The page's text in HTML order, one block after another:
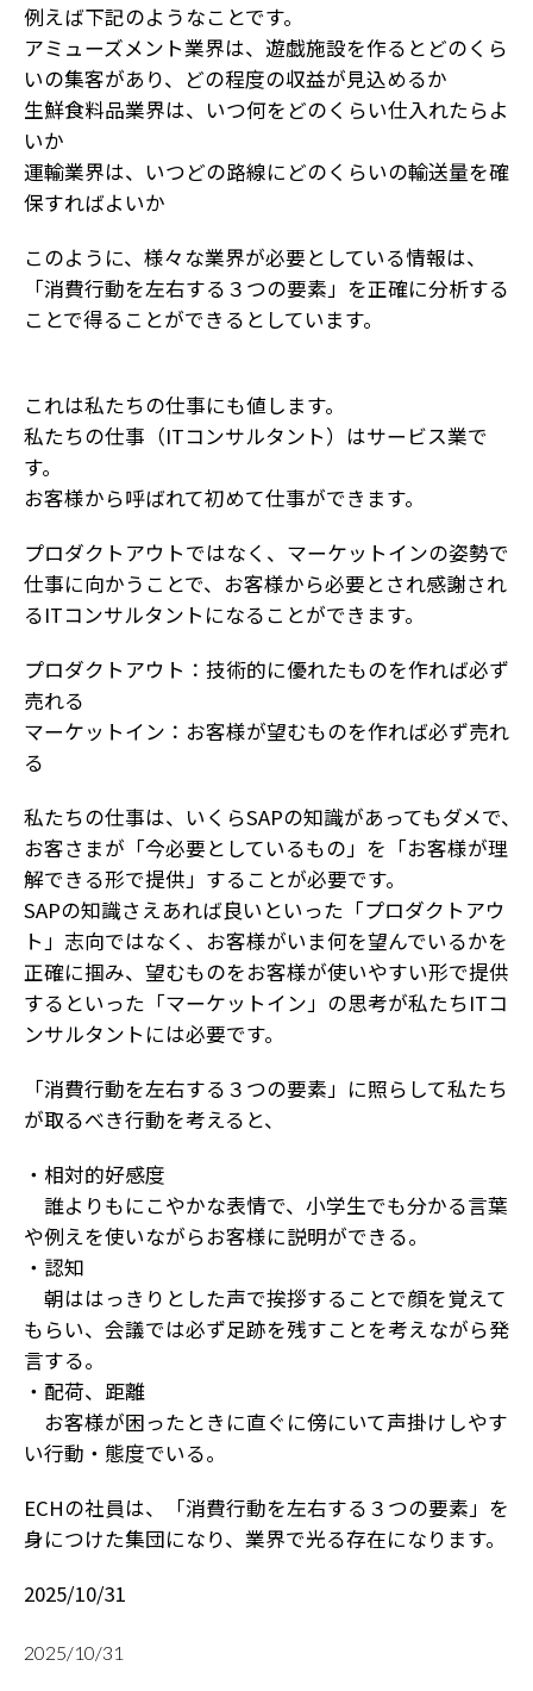
例えば下記のようなことです。
アミューズメント業界は、遊戯施設を作るとどのくら
いの集客があり、どの程度の収益が見込めるか
生鮮食料品業界は、いつ何をどのくらい仕入れたらよ
いか
運輸業界は、いつどの路線にどのくらいの輸送量を確
保すればよいか
このように、様々な業界が必要としている情報は、
「消費行動を左右する３つの要素」を正確に分析する
ことで得ることができるとしています。
これは私たちの仕事にも値します。
私たちの仕事（ITコンサルタント）はサービス業で
す。
お客様から呼ばれて初めて仕事ができます。
プロダクトアウトではなく、マーケットインの姿勢で
仕事に向かうことで、お客様から必要とされ感謝され
るITコンサルタントになることができます。
プロダクトアウト：技術的に優れたものを作れば必ず
売れる
マーケットイン：お客様が望むものを作れば必ず売れ
る
私たちの仕事は、いくらSAPの知識があってもダメで、
お客さまが「今必要としているもの」を「お客様が理
解できる形で提供」することが必要です。
SAPの知識さえあれば良いといった「プロダクトアウ
ト」志向ではなく、お客様がいま何を望んでいるかを
正確に掴み、望むものをお客様が使いやすい形で提供
するといった「マーケットイン」の思考が私たちITコ
ンサルタントには必要です。
「消費行動を左右する３つの要素」に照らして私たち
が取るべき行動を考えると、
・相対的好感度
誰よりもにこやかな表情で、小学生でも分かる言葉
や例えを使いながらお客様に説明ができる。
・認知
朝ははっきりとした声で挨拶することで顔を覚えて
もらい、会議では必ず足跡を残すことを考えながら発
言する。
・配荷、距離
お客様が困ったときに直ぐに傍にいて声掛けしやす
い行動・態度でいる。
ECHの社員は、「消費行動を左右する３つの要素」を
身につけた集団になり、業界で光る存在になります。
2025/10/31
2025/10/31